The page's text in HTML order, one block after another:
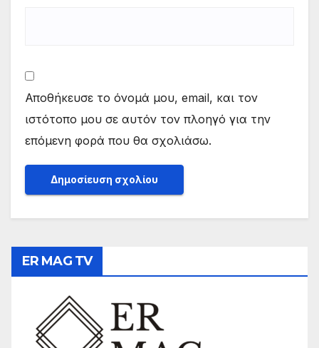
Αποθήκευσε το όνομά μου, email, και τον
ιστότοπο μου σε αυτόν τον πλοηγό για την
επόμενη φορά που θα σχολιάσω.
ER MAG TV